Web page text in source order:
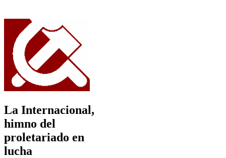
La Internacional,
himno del
proletariado en
lucha